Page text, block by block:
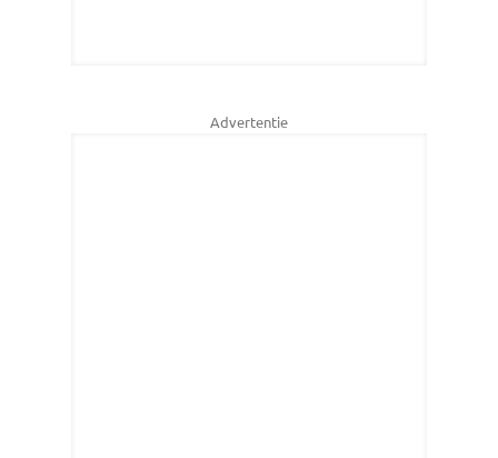
Advertentie